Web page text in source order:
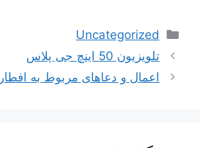
دسته‌ها
Uncategorized
ناوبری
نوشته‌ها
تلویزیون 50 اینچ جی پلاس
اعمال و دعاهای مربوط به